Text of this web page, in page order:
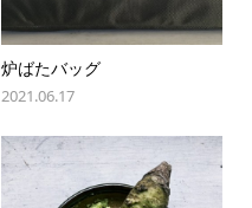
炉ばたバッグ
2021.06.17